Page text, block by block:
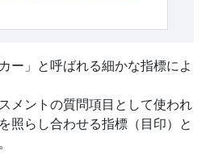
ー」と呼ばれる細かな指標によ
メントの質問項目として使われ
照らし合わせる指標（目印）と